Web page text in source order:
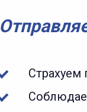
Страхуем